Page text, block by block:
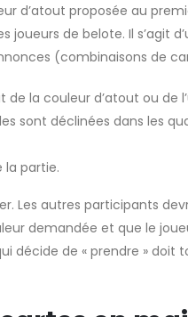
d’atout proposée au
de belote. Il s’agit
(combinaisons de
la couleur d’atout ou de
sont déclinées dans les
la partie.
Les autres participants
demandée et que le
décide de « prendre »